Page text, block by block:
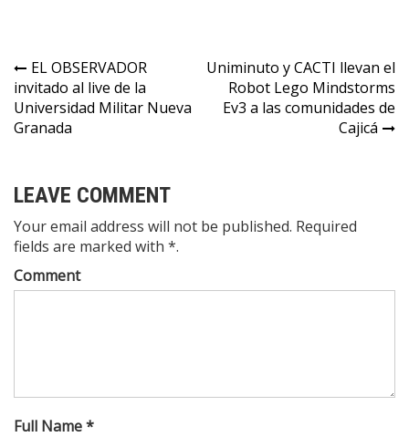
Centro. En Zipa,
la mayor cifra.
EL OBSERVADOR
invitado al live de la
Universidad Militar Nueva
Granada
Uniminuto y CACTI llevan el
Robot Lego Mindstorms
Ev3 a las comunidades de
Cajicá
LEAVE COMMENT
Your email address will not be published. Required
fields are marked with *.
Comment
Full Name *